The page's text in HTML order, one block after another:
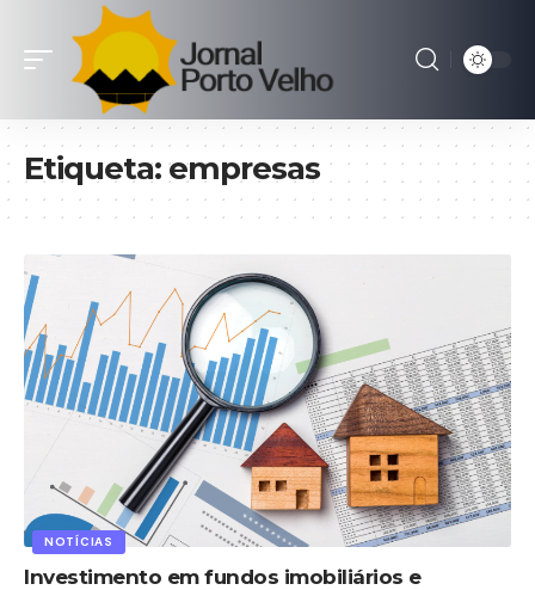
Etiqueta:empresas
NOTÍCIAS
Investimento em fundos imobiliários e